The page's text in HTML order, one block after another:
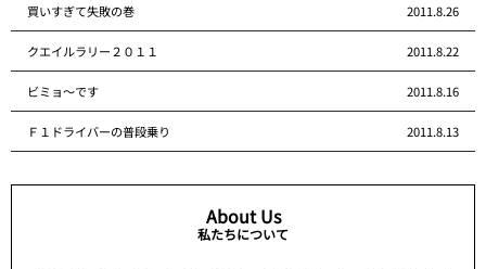
買いすぎて失敗の巻 2011.8.26
クエイルラリー２０１１ 2011.8.22
ビミョ～です 2011.8.16
Ｆ１ドライバーの普段乗り 2011.8.13
About Us
私たちについて